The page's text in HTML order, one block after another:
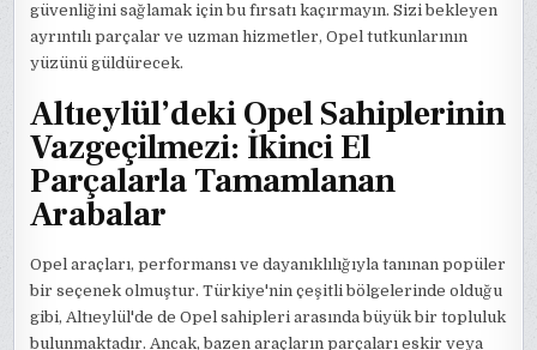
güvenliğini sağlamak için bu fırsatı kaçırmayın. Sizi bekleyen
ayrıntılı parçalar ve uzman hizmetler, Opel tutkunlarının
yüzünü güldürecek.
Altıeylül’deki Opel Sahiplerinin
Vazgeçilmezi: İkinci El
Parçalarla Tamamlanan
Arabalar
Opel araçları, performansı ve dayanıklılığıyla tanınan popüler
bir seçenek olmuştur. Türkiye'nin çeşitli bölgelerinde olduğu
gibi, Altıeylül'de de Opel sahipleri arasında büyük bir topluluk
bulunmaktadır. Ancak, bazen araçların parçaları eskir veya